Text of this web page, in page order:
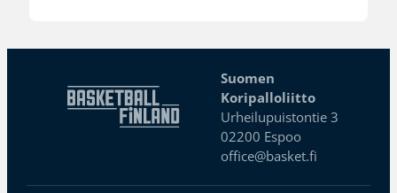
Suomen
Koripalloliitto
Urheilupuistontie 3
02200 Espoo
office@basket.fi